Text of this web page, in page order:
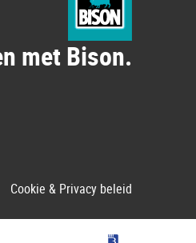
met Bison.
Cookie & Privacy beleid